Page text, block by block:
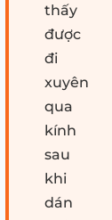
thấy
được
đi
xuyên
qua
kính
sau
khi
dán